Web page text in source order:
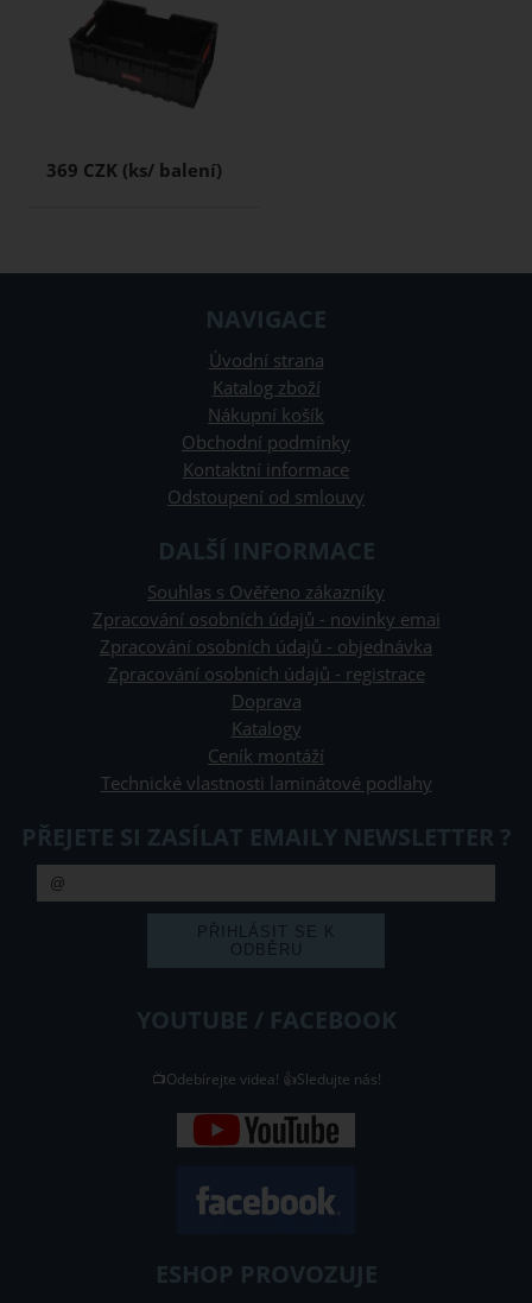
369 CZK
NAVIGACE
Úvodní strana
Katalog zboží
Nákupní košík
Obchodní podmínky
Kontaktní informace
Odstoupení od smlouvy
DALŠÍ INFORMACE
Souhlas s Ověřeno zákazníky
Zpracování osobních údajů - novinky emai
Zpracování osobních údajů - objednávka
Zpracování osobních údajů - registrace
Doprava
Katalogy
Ceník montáží
Technické vlastnosti laminátové podlahy
PŘEJETE SI ZASÍLAT EMAILY NEWSLETTER ?
YOUTUBE / FACEBOOK
📺Odebírejte videa! 👍Sledujte nás!
ESHOP PROVOZUJE